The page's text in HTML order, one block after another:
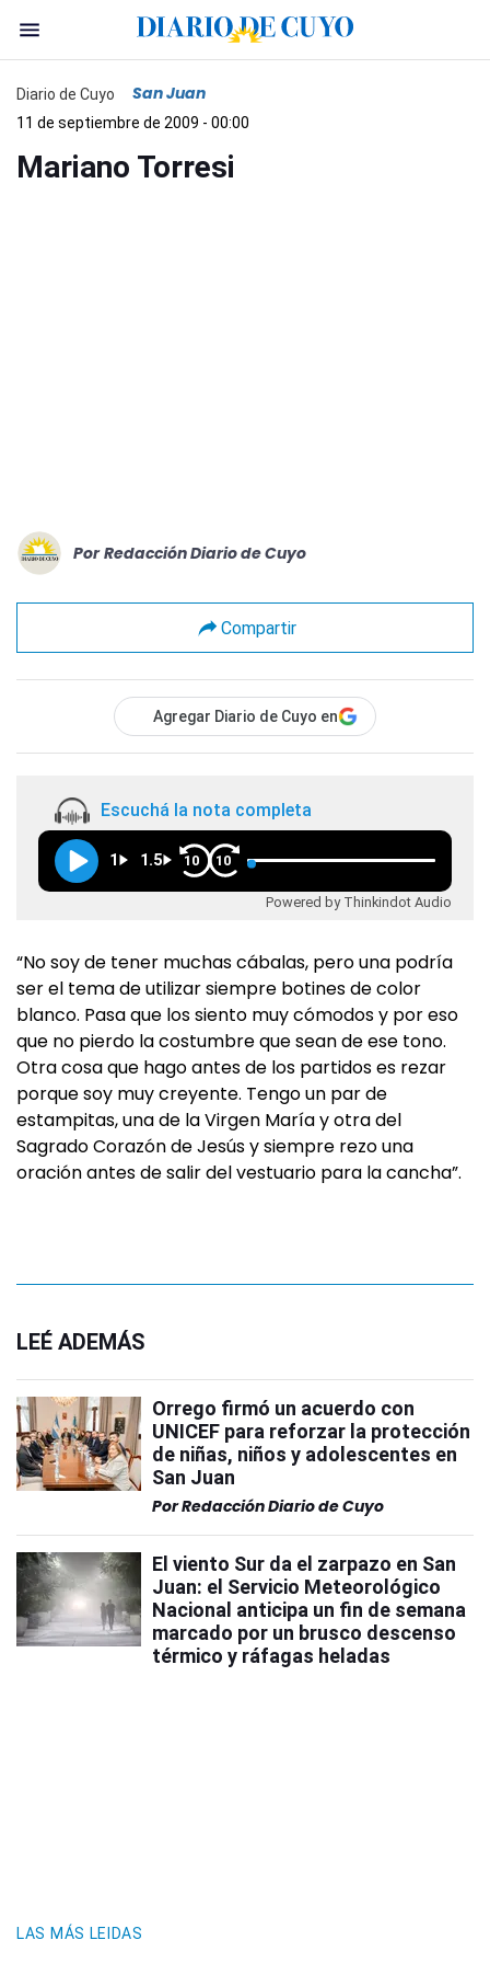
Diario de Cuyo San Juan
11 de septiembre de 2009 - 00:00
Mariano Torresi
Por Redacción Diario de Cuyo
Compartir
Agregar Diario de Cuyo en
Escuchá la nota completa
1 1.5 10 10
Powered by Thinkindot Audio
“No soy de tener muchas cábalas, pero una podría
ser el tema de utilizar siempre botines de color
blanco. Pasa que los siento muy cómodos y por eso
que no pierdo la costumbre que sean de ese tono.
Otra cosa que hago antes de los partidos es rezar
porque soy muy creyente. Tengo un par de
estampitas, una de la Virgen María y otra del
Sagrado Corazón de Jesús y siempre rezo una
oración antes de salir del vestuario para la cancha”.
LEÉ ADEMÁS
Orrego firmó un acuerdo con
UNICEF para reforzar la protección
de niñas, niños y adolescentes en
San Juan
PorRedacción Diario de Cuyo
El viento Sur da el zarpazo en San
Juan: el Servicio Meteorológico
Nacional anticipa un fin de semana
marcado por un brusco descenso
térmico y ráfagas heladas
LAS MÁS LEIDAS